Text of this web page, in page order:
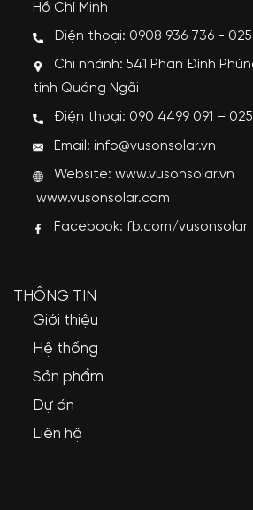
Hồ Chí Minh
Điện thoại: 0908 936 736 -
Chi nhánh: 541 Phan Đình
tỉnh Quảng Ngãi
Điện thoại: 090 4499 091 –
Email: info@vusonsolar.vn
Website:www.vusonsolar.vn
www.vusonsolar.com
Facebook: fb.com/vusonsolar
THÔNG TIN
Giới thiệu
Hệ thống
Sản phẩm
Dự án
Liên hệ